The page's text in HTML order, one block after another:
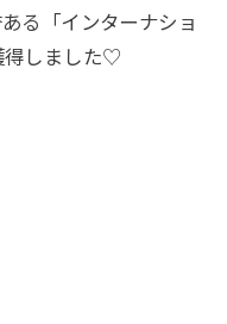
る「インターナショ
得しました♡